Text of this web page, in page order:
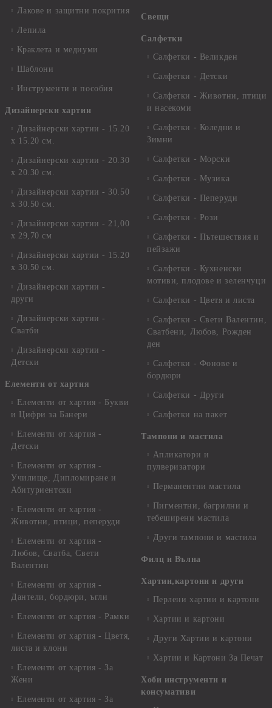
Лакове и защитни покрития
Лепила
Краклета и медиуми
Шаблони
Инструменти и пособия
Дизайнерски хартии
Дизайнерски хартии - 15.20
х 15.20 см.
Дизайнерски хартии - 20.30
х 20.30 см.
Дизайнерски хартии - 30.50
х 30.50 см.
Дизайнерски хартии - 21,00
х 29,70 см
Дизайнерски хартии - 15.20
x 30.50 см.
Дизайнерски хартии -
други
Дизайнерски хартии -
Сватби
Дизайнерски хартии -
Детски
Елементи от хартия
Елементи от хартия - Букви
и Цифри за Банери
Елементи от хартия -
Детски
Елементи от хартия -
Училище, Дипломиране и
Абитуриентски
Елементи от хартия -
Животни, птици, пеперуди
Елементи от хартия -
Любов, Сватба, Свети
Валентин
Елементи от хартия -
Дантели, бордюри, ъгли
Елементи от хартия - Рамки
Елементи от хартия - Цветя,
листа и клони
Елементи от хартия - За
Жени
Елементи от хартия - За
Свещи
Салфетки
Салфетки - Великден
Салфетки - Детски
Салфетки - Животни, птици
и насекоми
Салфетки - Коледни и
Зимни
Салфетки - Морски
Салфетки - Музика
Салфетки - Пеперуди
Салфетки - Рози
Салфетки - Пътешествия и
пейзажи
Салфетки - Кухненски
мотиви, плодове и зеленчуци
Салфетки - Цветя и листа
Салфетки - Свети Валентин,
Сватбени, Любов, Рожден
ден
Салфетки - Фонове и
бордюри
Салфетки - Други
Салфетки на пакет
Тампони и мастила
Апликатори и
пулверизатори
Перманентни мастила
Пигментни, багрилни и
тебеширени мастила
Други тампони и мастила
Филц и Вълна
Хартии,картони и други
Перлени хартии и картони
Хартии и картони
Други Хартии и картони
Хартии и Картони За Печат
Хоби инструменти и
консумативи